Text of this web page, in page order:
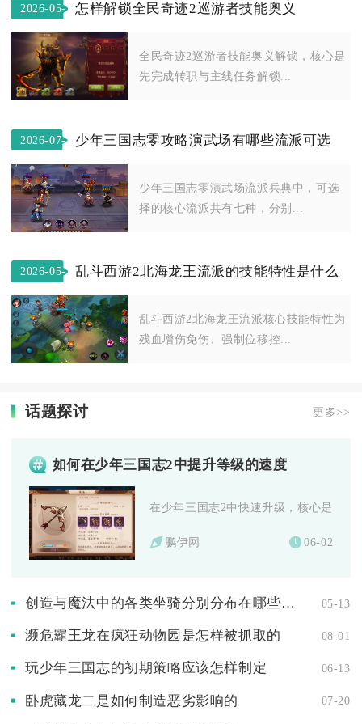
2026-05-
21
怎样解锁全民奇迹2巡游者技能奥义
全民奇迹2巡游者技能奥义解锁，核心是
先完成转职与主线任务解锁...
2026-07-
少年三国志零攻略演武场有哪些流派可选
少年三国志零演武场流派兵典中，可选
择的核心流派共有七种，分别...
2026-05-
04
乱斗西游2北海龙王流派的技能特性是什么
乱斗西游2北海龙王流派核心技能特性为
残血增伤免伤、强制位移控...
话题探讨 更多>>
如何在少年三国志2中提升等级的速度
在少年三国志2中快速升级，核心是优
鹏伊网 06-02
创造与魔法中的各类坐骑分别分布在哪些地方 05-13
濒危霸王龙在疯狂动物园是怎样被抓取的 08-01
玩少年三国志的初期策略应该怎样制定 06-13
卧虎藏龙二是如何制造恶劣影响的 07-20